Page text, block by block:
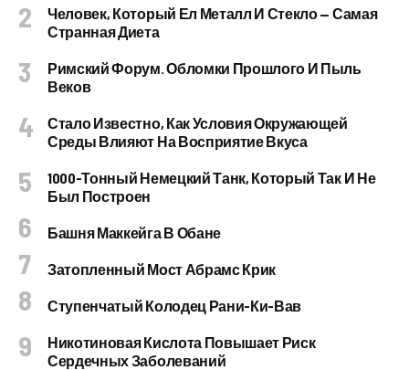
Человек, Который Ел Металл И Стекло — Самая
Странная Диета
Римский Форум. Обломки Прошлого И Пыль
Веков
Стало Известно, Как Условия Окружающей
Среды Влияют На Восприятие Вкуса
1000-Тонный Немецкий Танк, Который Так И Не
Был Построен
Башня Маккейга В Обане
Затопленный Мост Абрамс Крик
Ступенчатый Колодец Рани-Ки-Вав
Никотиновая Кислота Повышает Риск
Сердечных Заболеваний